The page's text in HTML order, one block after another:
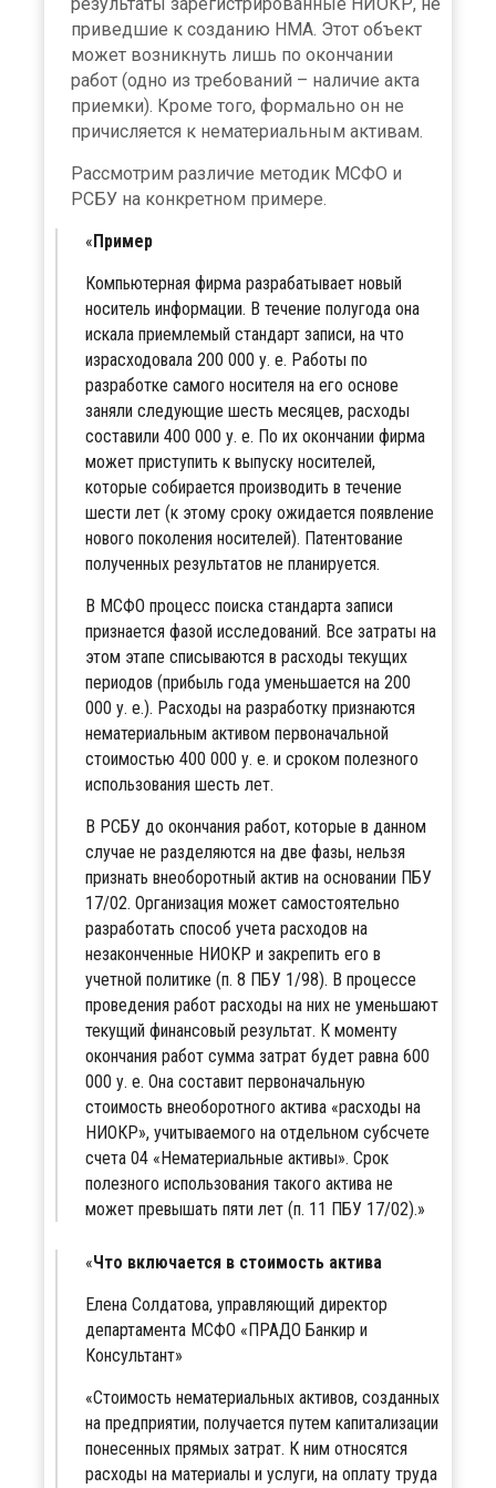
приведшие к созданию НМА. Этот объект
может возникнуть лишь по окончании
работ (одно из требований – наличие акта
приемки). Кроме того, формально он не
причисляется к нематериальным активам.
Рассмотрим различие методик МСФО и
РСБУ на конкретном примере.
Пример
Компьютерная фирма разрабатывает новый
носитель информации. В течение полугода она
искала приемлемый стандарт записи, на что
израсходовала 200 000 у. е. Работы по
разработке самого носителя на его основе
заняли следующие шесть месяцев, расходы
составили 400 000 у. е. По их окончании фирма
может приступить к выпуску носителей,
которые собирается производить в течение
шести лет (к этому сроку ожидается появление
нового поколения носителей). Патентование
полученных результатов не планируется.
В МСФО процесс поиска стандарта записи
признается фазой исследований. Все затраты на
этом этапе списываются в расходы текущих
периодов (прибыль года уменьшается на 200
000 у. е.). Расходы на разработку признаются
нематериальным активом первоначальной
стоимостью 400 000 у. е. и сроком полезного
использования шесть лет.
В РСБУ до окончания работ, которые в данном
случае не разделяются на две фазы, нельзя
признать внеоборотный актив на основании ПБУ
17/02. Организация может самостоятельно
разработать способ учета расходов на
незаконченные НИОКР и закрепить его в
учетной политике (п. 8 ПБУ 1/98). В процессе
проведения работ расходы на них не уменьшают
текущий финансовый результат. К моменту
окончания работ сумма затрат будет равна 600
000 у. е. Она составит первоначальную
стоимость внеоборотного актива «расходы на
НИОКР», учитываемого на отдельном субсчете
счета 04 «Нематериальные активы». Срок
полезного использования такого актива не
может превышать пяти лет (п. 11 ПБУ 17/02).
Что включается в стоимость актива
Елена Солдатова, управляющий директор
департамента МСФО «ПРАДО Банкир и
Консультант»
«Стоимость нематериальных активов, созданных
на предприятии, получается путем капитализации
понесенных прямых затрат. К ним относятся
расходы на материалы и услуги, на оплату труда